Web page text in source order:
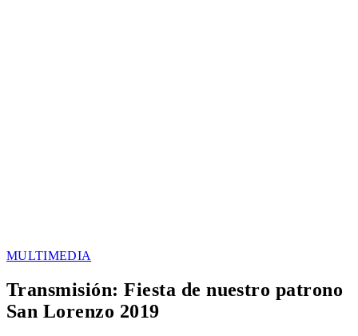
MULTIMEDIA
Transmisión: Fiesta de nuestro patrono
San Lorenzo 2019